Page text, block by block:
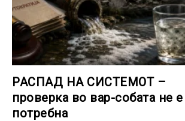
РАСПАД НА СИСТЕМОТ –
проверка во вар-собата не е
потребна